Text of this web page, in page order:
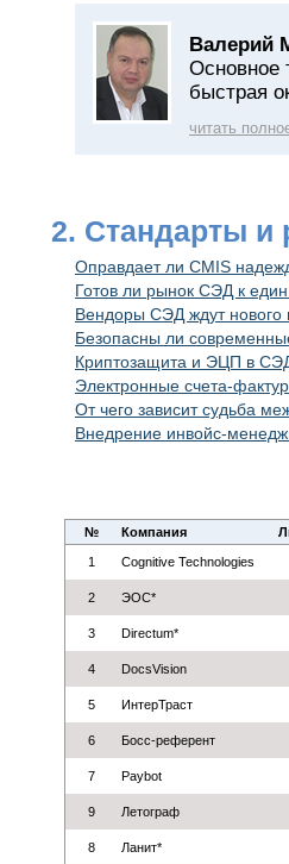
Валерий
Основное
быстрая
читать
2. Стандарты и
Оправдает ли CMIS
Готов ли рынок СЭД к
Вендоры СЭД ждут
Безопасны ли
Криптозащита и ЭЦП в
Электронные счета-
От чего зависит судьба
Внедрение инвойс-
№ Компания
1 Cognitive Technologies
2 ЭОС*
3 Directum*
4 DocsVision
5 ИнтерТраст
6 Босс-референт
7 Paybot
9 Летограф
8 Ланит*